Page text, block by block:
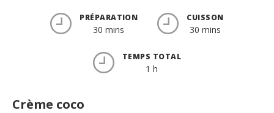
PRÉPARATION
30 mins
CUISSON
30 mins
TEMPS TOTAL
1 h
Crème coco